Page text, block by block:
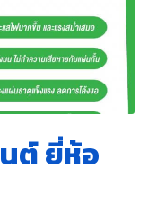
ต์ ยี่ห้อ